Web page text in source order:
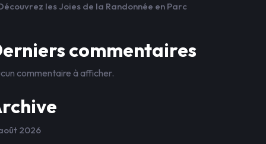
les Joies de la Randonnée en Parc
commentaires
commentaire à afficher.
2026